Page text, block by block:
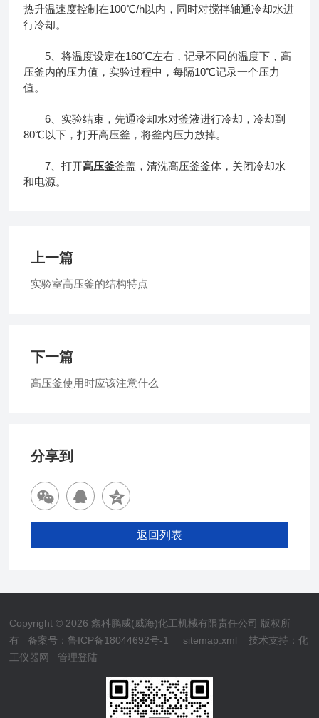
热升温速度控制在100℃/h以内，同时对搅拌轴通冷却水进
行冷却。
5、将温度设定在160℃左右，记录不同的温度下，高
压釜内的压力值，实验过程中，每隔10℃记录一个压力
值。
6、实验结束，先通冷却水对釜液进行冷却，冷却到
80℃以下，打开高压釜，将釜内压力放掉。
7、打开高压釜釜盖，清洗高压釜釜体，关闭冷却水
和电源。
上一篇
实验室高压釜的结构特点
下一篇
高压釜使用时应该注意什么
分享到
返回列表
Copyright © 2026 鑫科鹏威(威海)化工机械有限责任公司 版权所
有 备案号：鲁ICP备18044692号-1 sitemap.xml 技术支持：化
工仪器网
管理登陆